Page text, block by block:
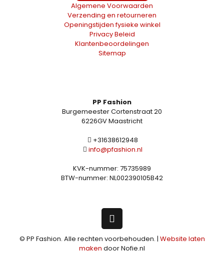
Algemene Voorwaarden
Verzending en retourneren
Openingstijden fysieke winkel
Privacy Beleid
Klantenbeoordelingen
Sitemap
PP Fashion
Burgemeester Cortenstraat 20
6226GV Maastricht
+31638612948
info@pfashion.nl
KVK-nummer: 75735989
BTW-nummer: NL002390105B42
© PP Fashion. Alle rechten voorbehouden. | Website laten
maken door Nofie.nl